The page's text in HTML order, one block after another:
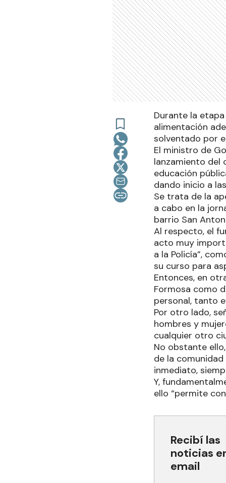
Durante la
alimentación
solventado por
El ministro de
lanzamiento del
educación
dando inicio a
Se trata de la
a cabo en la
barrio San
Al respecto, el
acto muy
a la Policía”,
su curso para
Entonces, en
Formosa como
personal, tanto
Por otro lado,
hombres y
cualquier otro
No obstante
de la
inmediato,
Y,
ello “permite
Recibí las
noticias
email